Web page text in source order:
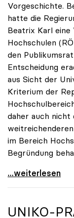
Vorgeschichte.
hatte die
Beatrix Karl eine
Hochschulen
den
Entscheidung
aus Sicht der
Kriterium der
daher auch nicht
im Bereich
Begründung
ORF-
...weiterlesen
UNIKO-